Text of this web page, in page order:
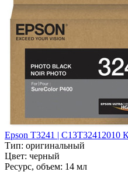
Epson T3241 | C13T32412010
Тип: оригинальный
Цвет: черный
Ресурс, объем: 14 мл